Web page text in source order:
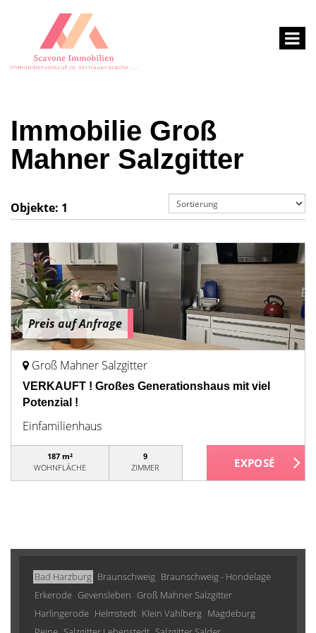
Immobilie Groß
Mahner Salzgitter
Objekte: 1
Preis auf Anfrage
Groß Mahner Salzgitter
VERKAUFT ! Großes Generationshaus mit viel
Potenzial !
Einfamilienhaus
187 m²
WOHNFLÄCHE
9
ZIMMER
Bad Harzburg Braunschweig Braunschweig - Hondelage
Erkerode Gevensleben Groß Mahner Salzgitter
Harlingerode Helmstedt Klein Vahlberg Magdeburg